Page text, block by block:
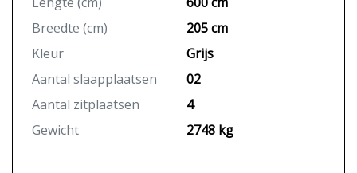
Breedte (cm)
205 cm
Kleur
Grijs
Aantal slaapplaatsen
02
Aantal zitplaatsen
4
Gewicht
2748 kg